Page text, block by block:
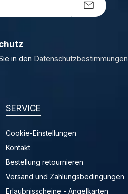
in den Datenschutzbestimmungen
SERVICE
Cookie-Einstellungen
Kontakt
Bestellung retournieren
Versand und Zahlungsbedingungen
Erlaubnisscheine - Angelkarten